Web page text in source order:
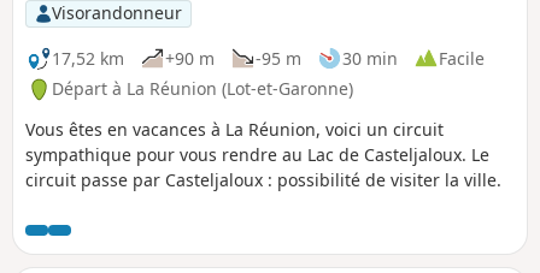
Visorandonneur
17,52 km
+90 m -95 m 30 min
Facile
Départ à La Réunion (Lot-et-Garonne)
Vous êtes en vacances à La Réunion, voici un circuit
sympathique pour vous rendre au Lac de Casteljaloux. Le
circuit passe par Casteljaloux : possibilité de visiter la ville.